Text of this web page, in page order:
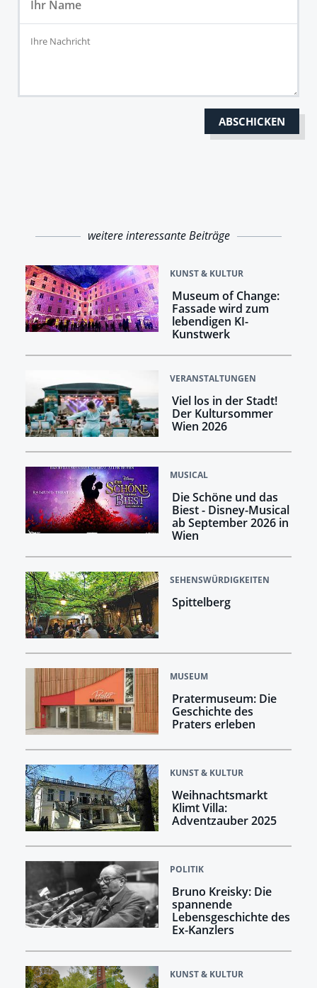
weitere interessante Beiträge
KUNST & KULTUR
Museum of Change:
Fassade wird zum
lebendigen KI-
Kunstwerk
VERANSTALTUNGEN
Viel los in der Stadt!
Der Kultursommer
Wien 2026
MUSICAL
Die Schöne und das
Biest - Disney-Musical
ab September 2026 in
Wien
SEHENSWÜRDIGKEITEN
Spittelberg
MUSEUM
Pratermuseum: Die
Geschichte des
Praters erleben
KUNST & KULTUR
Weihnachtsmarkt
Klimt Villa:
Adventzauber 2025
POLITIK
Bruno Kreisky: Die
spannende
Lebensgeschichte des
Ex-Kanzlers
KUNST & KULTUR